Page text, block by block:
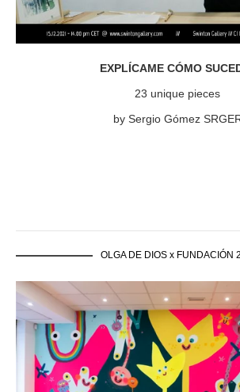
EXPLÍCAME CÓMO
23 unique pieces
by Sergio Gómez
OLGA DE DIOS x FUNDACIÓN